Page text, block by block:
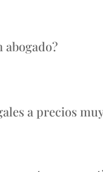
abogado?
a precios